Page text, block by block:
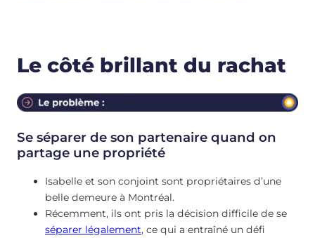
Le côté brillant du rachat
Se séparer de son partenaire quand on
partage une propriété
Isabelle et son conjoint sont propriétaires d’une
belle demeure à Montréal.
Récemment, ils ont pris la décision difficile de se
séparer légalement, ce qui a entraîné un défi